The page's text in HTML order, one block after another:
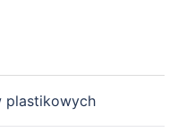
plastikowych